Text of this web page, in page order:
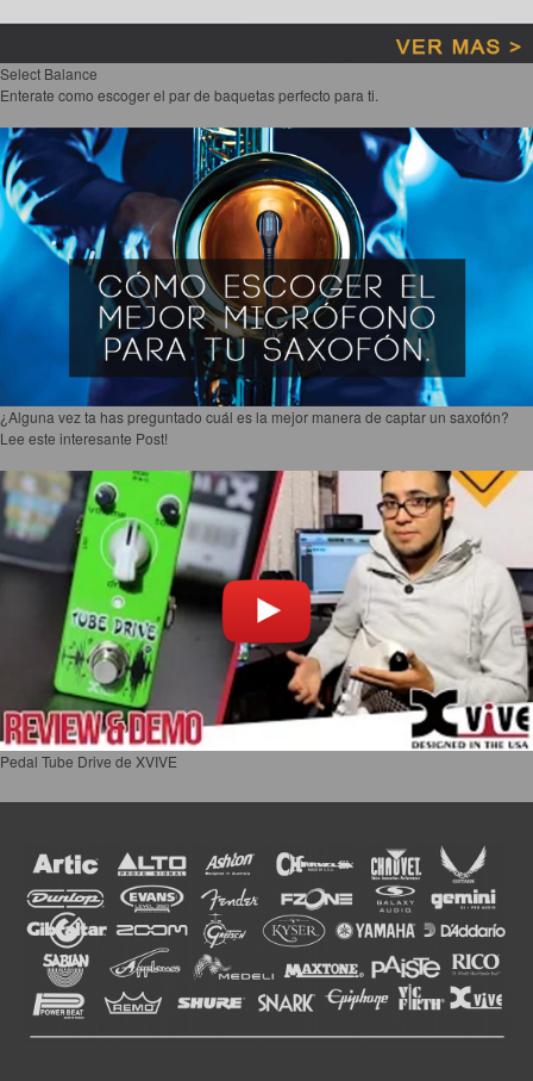
Select Balance
Enterate como escoger el par de baquetas perfecto para ti.
¿Alguna vez ta has preguntado cuál es la mejor manera de captar un saxofón?
Lee este interesante Post!
Pedal Tube Drive de XVIVE